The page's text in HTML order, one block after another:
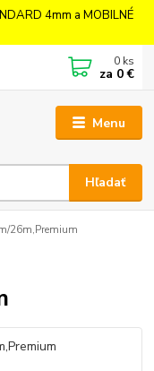
4mm a MOBILNÉ
Menu
Hľadať
0 ks
za 0 €
26m,Premium